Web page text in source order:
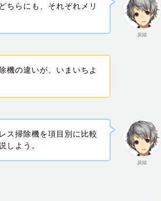
炭緒
ちらにも、それぞれメリ
機の違いが、いまいちよ
炭緒
ス掃除機を項目別に比較
しよう。